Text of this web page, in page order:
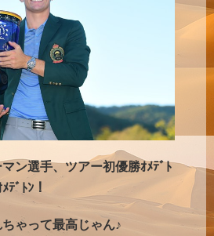
ン選手、ツアー初優勝ｵﾒﾃﾞﾄ
ﾃﾞﾄﾝ！
ゃって最高じゃん♪